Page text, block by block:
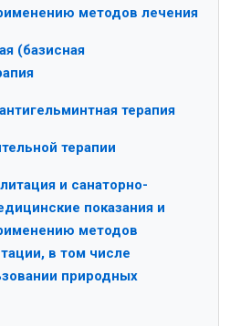
методов лечения
(базисная
терапия
терапии
и санаторно-
показания и
методов
в том числе
природных